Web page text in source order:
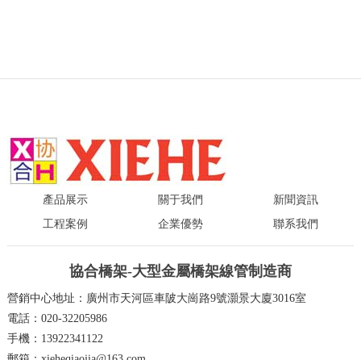
產品展示 關于我們
新聞資訊
工程案例
企業優勢 聯系我們
協合橋架-大型金屬橋架線管制造商
營銷中心地址：廣州市天河區車陂大崗路9號灝景大廈3016室
電話：020-32205986
手機：13922341122